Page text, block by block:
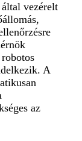
vezérelt
A
az